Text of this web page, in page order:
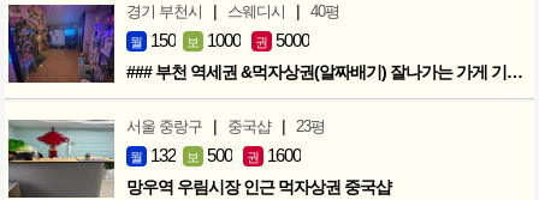
경기 부천시 | 스웨디시 | 40평
월 150 보 1000 권 5000
### 부천 역세권 &먹자상권(알짜배기) 잘나가는 가게 기회입니다 ###
서울 중랑구 | 중국샵 | 23평
월 132 보 500 권 1600
망우역 우림시장 인근 먹자상권 중국샵